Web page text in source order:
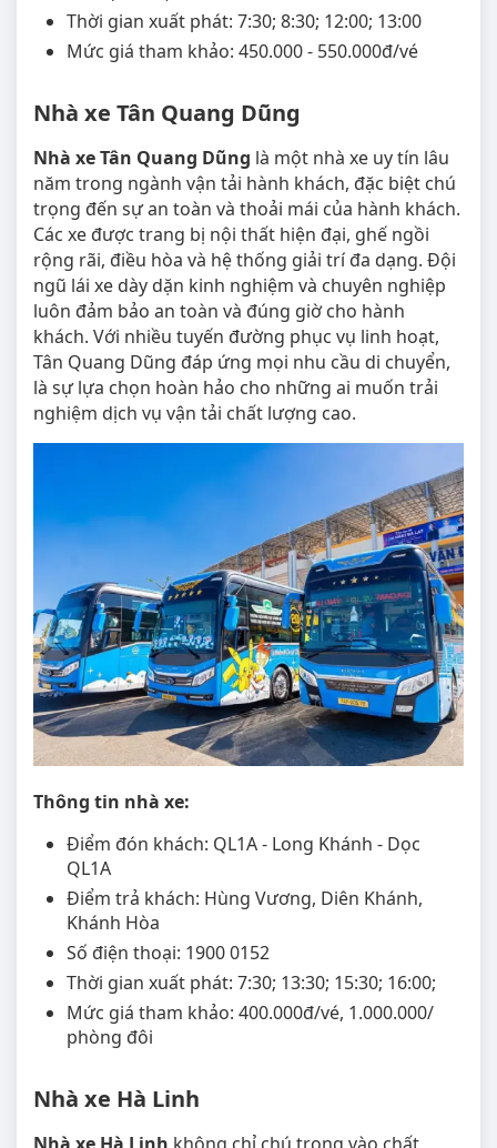
Thời gian xuất phát: 7:30; 8:30; 12:00; 13:00
Mức giá tham khảo: 450.000 - 550.000đ/vé
Nhà xe Tân Quang Dũng
Nhà xe Tân Quang Dũng là một nhà xe uy tín lâu
năm trong ngành vận tải hành khách, đặc biệt chú
trọng đến sự an toàn và thoải mái của hành khách.
Các xe được trang bị nội thất hiện đại, ghế ngồi
rộng rãi, điều hòa và hệ thống giải trí đa dạng. Đội
ngũ lái xe dày dặn kinh nghiệm và chuyên nghiệp
luôn đảm bảo an toàn và đúng giờ cho hành
khách. Với nhiều tuyến đường phục vụ linh hoạt,
Tân Quang Dũng đáp ứng mọi nhu cầu di chuyển,
là sự lựa chọn hoàn hảo cho những ai muốn trải
nghiệm dịch vụ vận tải chất lượng cao.
Thông tin nhà xe:
Điểm đón khách: QL1A - Long Khánh - Dọc
QL1A
Điểm trả khách: Hùng Vương, Diên Khánh,
Khánh Hòa
Số điện thoại: 1900 0152
Thời gian xuất phát: 7:30; 13:30; 15:30; 16:00;
Mức giá tham khảo: 400.000đ/vé, 1.000.000/
phòng đôi
Nhà xe Hà Linh